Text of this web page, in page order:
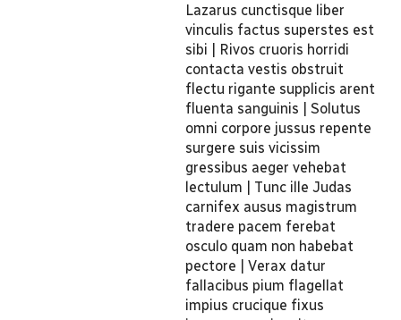
Lazarus cunctisque liber
vinculis factus superstes est
sibi | Rivos cruoris horridi
contacta vestis obstruit
flectu rigante supplicis arent
fluenta sanguinis | Solutus
omni corpore jussus repente
surgere suis vicissim
gressibus aeger vehebat
lectulum | Tunc ille Judas
carnifex ausus magistrum
tradere pacem ferebat
osculo quam non habebat
pectore | Verax datur
fallacibus pium flagellat
impius crucique fixus